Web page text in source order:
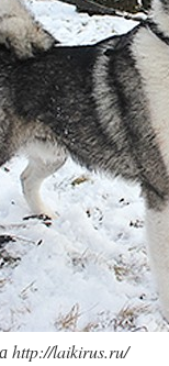
http://laikirus.ru/